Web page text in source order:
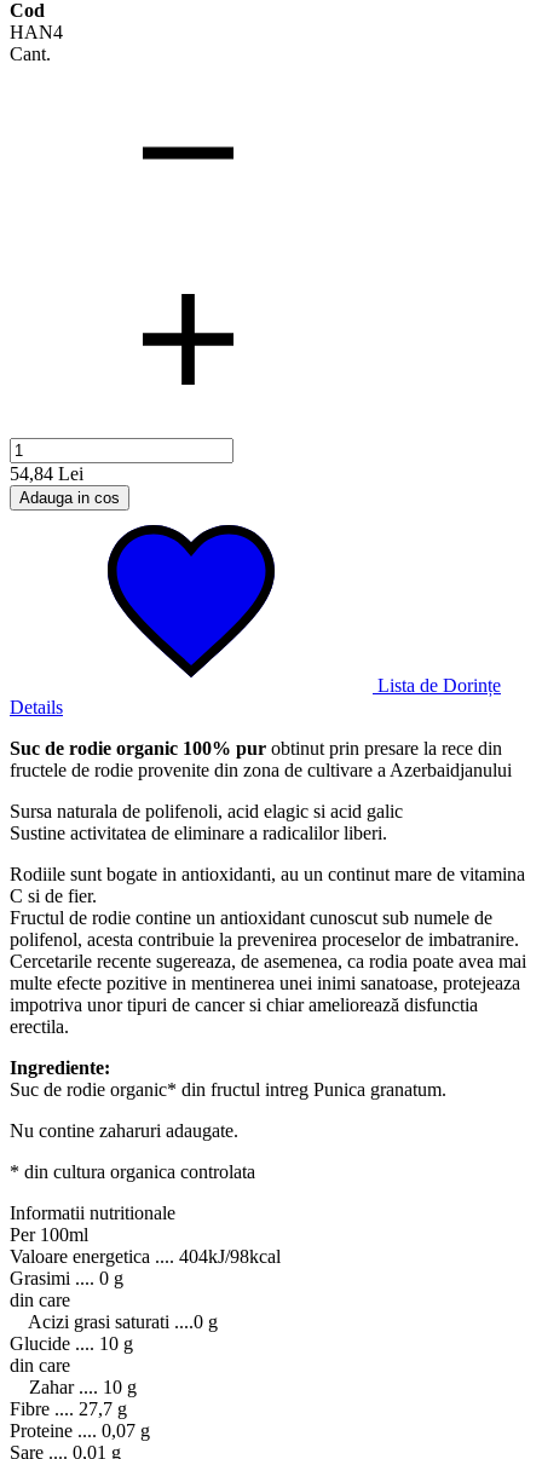
Cod
HAN4
Cant.
54,84 Lei
Adauga in cos
Lista de Dorințe
Details
Suc de rodie organic 100% pur obtinut prin presare la rece din
fructele de rodie provenite din zona de cultivare a Azerbaidjanului
Sursa naturala de polifenoli, acid elagic si acid galic
Sustine activitatea de eliminare a radicalilor liberi.
Rodiile sunt bogate in antioxidanti, au un continut mare de vitamina
C si de fier.
Fructul de rodie contine un antioxidant cunoscut sub numele de
polifenol, acesta contribuie la prevenirea proceselor de imbatranire.
Cercetarile recente sugereaza, de asemenea, ca rodia poate avea mai
multe efecte pozitive in mentinerea unei inimi sanatoase, protejeaza
impotriva unor tipuri de cancer si chiar ameliorează disfunctia
erectila.
Ingrediente:
Suc de rodie organic* din fructul intreg Punica granatum.
Nu contine zaharuri adaugate.
* din cultura organica controlata
Informatii nutritionale
Per 100ml
Valoare energetica .... 404kJ/98kcal
Grasimi .... 0 g
din care
Acizi grasi saturati ....0 g
Glucide .... 10 g
din care
Zahar .... 10 g
Fibre .... 27,7 g
Proteine .... 0,07 g
Sare .... 0,01 g